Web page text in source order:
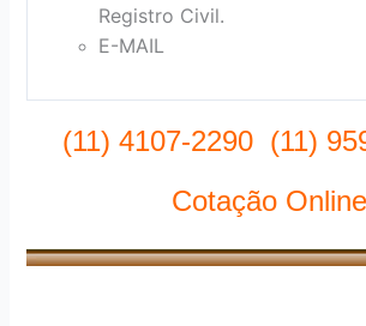
Registro Civil.
E-MAIL
(11) 4107-2290 (11)
Cotação Online